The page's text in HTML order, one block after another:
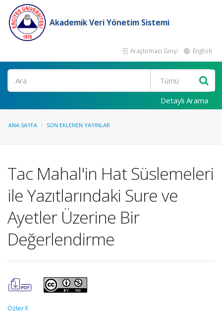
Akademik Veri Yönetim Sistemi
Araştırmacı Girişi English
Ara
Detaylı Arama
ANA SAYFA SON EKLENEN YAYINLAR
Tac Mahal'in Hat Süslemeleri
ile Yazıtlarındaki Sure ve
Ayetler Üzerine Bir
Değerlendirme
Özler F.